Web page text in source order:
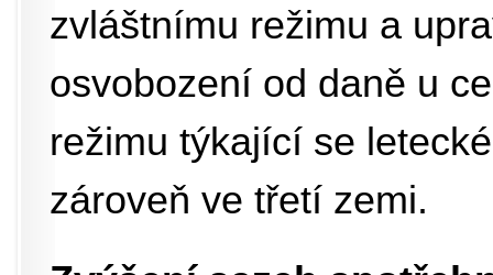
zvláštnímu režimu a
osvobození od daně u
režimu týkající se
zároveň ve třetí zemi.